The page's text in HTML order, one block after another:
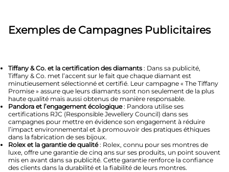
Exemples de Campagnes Publicitaires
Tiffany & Co. et la certification des diamants : Dans sa publicité,
Tiffany & Co. met l’accent sur le fait que chaque diamant est
minutieusement sélectionné et certifié. Leur campagne « The Tiffany
Promise » assure que leurs diamants sont non seulement de la plus
haute qualité mais aussi obtenus de manière responsable.
Pandora et l’engagement écologique: Pandora utilise ses
certifications RJC (Responsible Jewellery Council) dans ses
campagnes pour mettre en évidence son engagement à réduire
l’impact environnemental et à promouvoir des pratiques éthiques
dans la fabrication de ses bijoux.
Rolex et la garantie de qualité: Rolex, connu pour ses montres de
luxe, offre une garantie de cinq ans sur ses produits, un point souvent
mis en avant dans sa publicité. Cette garantie renforce la confiance
des clients dans la durabilité et la fiabilité de leurs montres.